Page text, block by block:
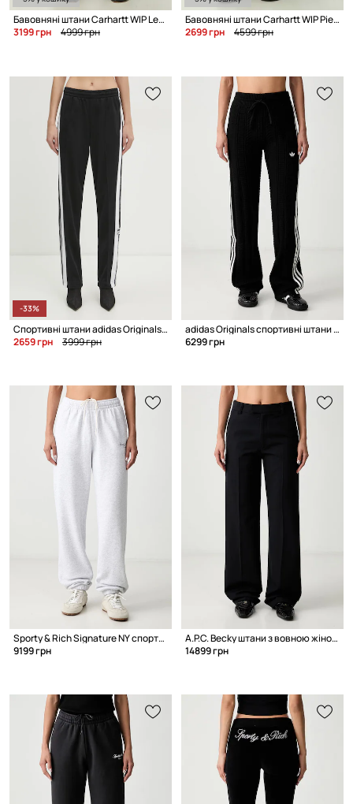
Бавовняні штани Carhartt WIP Leola Pant
3199 грн
4999 грн
Бавовняні штани Carhartt WIP Pierce Pant Straight
2699 грн
4599 грн
-33%
Спортивні штани adidas Originals Adibreak
2659 грн
3999 грн
adidas Originals спортивні штани жіночі
6299 грн
Sporty & Rich Signature NY спортивні штани бавовняні
9199 грн
A.P.C. Becky штани з вовною жіночі
14899 грн